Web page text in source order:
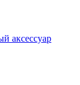
аксессуар